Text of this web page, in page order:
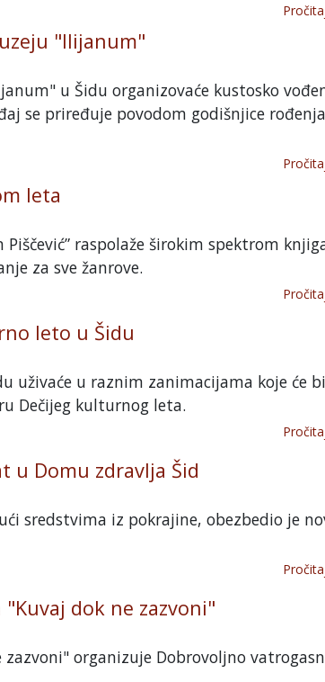
"Ilijanum"
u Šidu organizovaće kustosko
se priređuje povodom godišnjice rođenja
leta
raspolaže širokim spektrom
za sve žanrove.
leto u Šidu
uživaće u raznim zanimacijama koje će
Dečijeg kulturnog leta.
u Domu zdravlja Šid
sredstvima iz pokrajine, obezbedio je
dok ne zazvoni"
organizuje Dobrovoljno